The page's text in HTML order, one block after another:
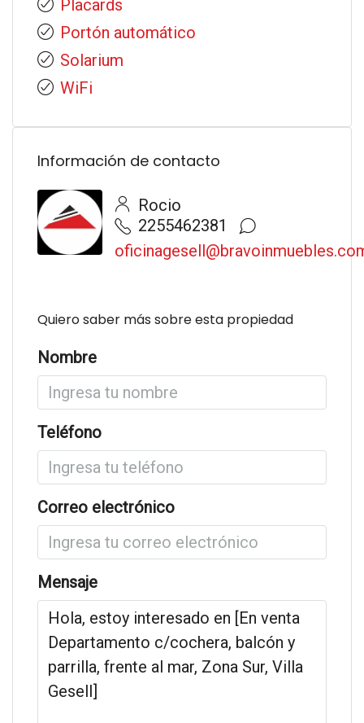
Placards
Portón automático
Solarium
WiFi
Información de contacto
Rocio
2255462381
Quiero saber más sobre esta propiedad
Nombre
Teléfono
Correo electrónico
Mensaje